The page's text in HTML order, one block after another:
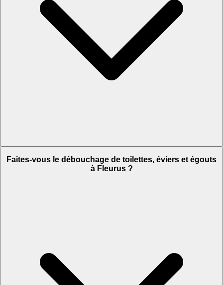
Faites-vous le débouchage de toilettes, éviers et égouts
à Fleurus ?